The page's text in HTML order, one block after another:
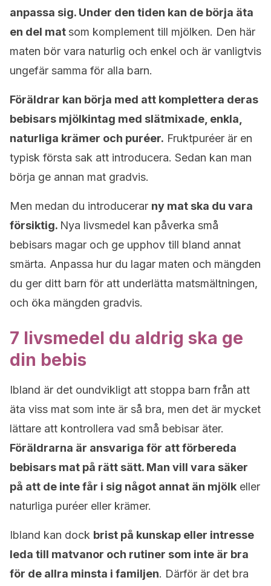
anpassa sig. Under den tiden kan de börja äta
en del matsom komplement till mjölken. Den här
maten bör vara naturlig och enkel och är vanligtvis
ungefär samma för alla barn.
Föräldrar kan börja med att komplettera deras
bebisars mjölkintag med slätmixade, enkla,
naturliga krämer och puréer. Fruktpuréer är en
typisk första sak att introducera. Sedan kan man
börja ge annan mat gradvis.
Men medan du introducerar ny mat ska du vara
försiktig. Nya livsmedel kan påverka små
bebisars magar och ge upphov till bland annat
smärta. Anpassa hur du lagar maten och mängden
du ger ditt barn för att underlätta matsmältningen,
och öka mängden gradvis.
7 livsmedel du aldrig ska ge
din bebis
Ibland är det oundvikligt att stoppa barn från att
äta viss mat som inte är så bra, men det är mycket
lättare att kontrollera vad små bebisar äter.
Föräldrarna är ansvariga för att förbereda
bebisars mat på rätt sätt. Man vill vara säker
på att de inte får i sig något annat än mjölk eller
naturliga puréer eller krämer.
Ibland kan dock brist på kunskap eller intresse
leda till matvanor och rutiner som inte är bra
för de allra minsta i familjen. Därför är det bra